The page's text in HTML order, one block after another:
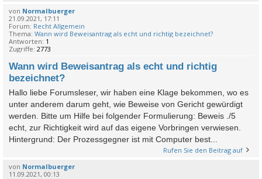
von Normalbuerger
21.09.2021, 17:11
Forum: Recht Allgemein
Thema: Wann wird Beweisantrag als echt und richtig bezeichnet?
Antworten: 1
Zugriffe: 2773
Wann wird Beweisantrag als echt und richtig
bezeichnet?
Hallo liebe Forumsleser, wir haben eine Klage bekommen, wo es
unter anderem darum geht, wie Beweise von Gericht gewürdigt
werden. Bitte um Hilfe bei folgender Formulierung: Beweis ./5
echt, zur Richtigkeit wird auf das eigene Vorbringen verwiesen.
Hintergrund: Der Prozessgegner ist mit Computer best...
Rufen Sie den Beitrag auf
von Normalbuerger
11.09.2021, 00:13